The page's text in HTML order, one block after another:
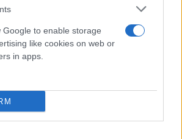
Google to enable storage
like cookies on web or
in apps.